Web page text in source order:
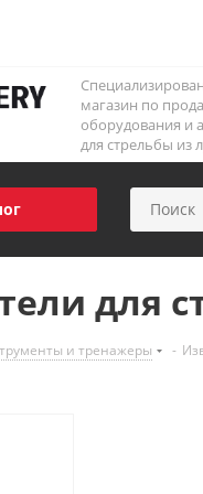
магазин по
оборудования и
для стрельбы из
для
и тренажеры -